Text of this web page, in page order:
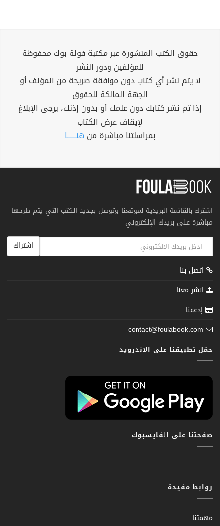
حقوق الكتب المنشورة عبر مكتبة فولة بوك محفوظة
للمؤلفين ودور النشر
لا يتم نشر أي كتاب دون موافقة صريحة من المؤلف أو
الجهة المالكة للحقوق
إذا تم نشر كتابك دون علمك أو بدون إذنك، يرجى الإبلاغ
لإيقاف عرض الكتاب
بمراسلتنا مباشرة من هنــــــا
اشترك بالقائمة البريدية لموقعنا وتوصل بجديد الكتب التي يتم طرحها
مباشرة على بريدك الإلكتروني
اشتراك
اتصل بنا
انشر معنا
إدعمنا
contact@foulabook.com
حمّل تطبيقنا على الاندرويد
صفحتنا على الفايسبوك
روابط مفيدة
مهمتنا